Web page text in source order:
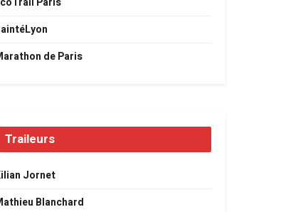
de Paris
Traileurs
Jornet
Blanchard